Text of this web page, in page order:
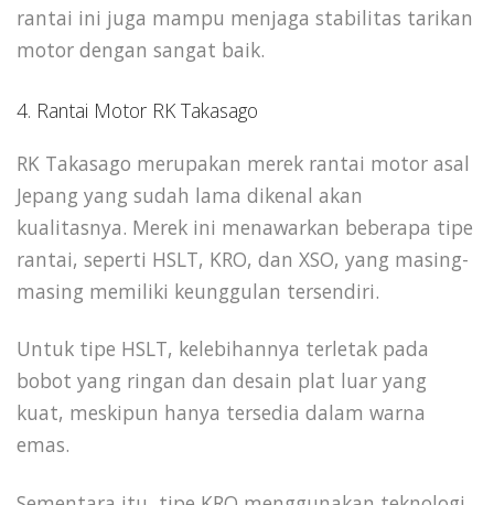
rantai ini juga mampu menjaga stabilitas tarikan
motor dengan sangat baik.
4. Rantai Motor RK Takasago
RK Takasago merupakan merek rantai motor asal
Jepang yang sudah lama dikenal akan
kualitasnya. Merek ini menawarkan beberapa tipe
rantai, seperti HSLT, KRO, dan XSO, yang masing-
masing memiliki keunggulan tersendiri.
Untuk tipe HSLT, kelebihannya terletak pada
bobot yang ringan dan desain plat luar yang
kuat, meskipun hanya tersedia dalam warna
emas.